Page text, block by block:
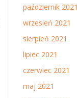
październik 2021
wrzesień 2021
sierpień 2021
lipiec 2021
czerwiec 2021
maj 2021